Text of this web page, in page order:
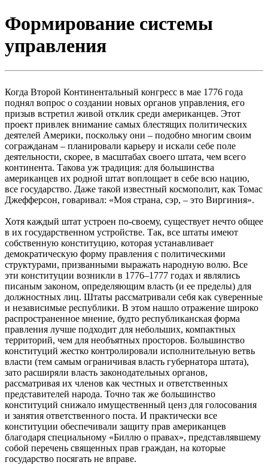
Формирование системы
управления
Когда Второй Континентальный конгресс в мае 1776 года
поднял вопрос о создании новых органов управления, его
призыв встретил живой отклик среди американцев. Этот
проект привлек внимание самых блестящих политических
деятелей Америки, поскольку они – подобно многим своим
согражданам – планировали карьеру и искали себе поле
деятельности, скорее, в масштабах своего штата, чем всего
континента. Такова уж традиция: для большинства
американцев их родной штат воплощает в себе всю нацию,
все государство. Даже такой известный космополит, как Томас
Джефферсон, говаривал: «Моя страна, сэр, – это Виргиния».
Хотя каждый штат устроен по-своему, существует нечто общее
в их государственном устройстве. Так, все штаты имеют
собственную конституцию, которая устанавливает
демократическую форму правления с политическими
структурами, призванными выражать народную волю. Все
эти конституции возникли в 1776–1777 годах и являлись
писаным законом, определяющим власть (и ее пределы) для
должностных лиц. Штаты рассматривали себя как суверенные
и независимые республики. В этом нашло отражение широко
распространенное мнение, будто республиканская форма
правления лучше подходит для небольших, компактных
территорий, чем для необъятных просторов. Большинство
конституций жестко контролировали исполнительную ветвь
власти (тем самым ограничивая власть губернатора штата),
зато расширяли власть законодательных органов,
рассматривая их членов как честных и ответственных
представителей народа. Точно так же большинство
конституций снижало имущественный ценз для голосования
и занятия ответственного поста. И практически все
конституции обеспечивали защиту прав американцев
благодаря специальному «Биллю о правах», представлявшему
собой перечень священных прав граждан, на которые
государство посягать не вправе.